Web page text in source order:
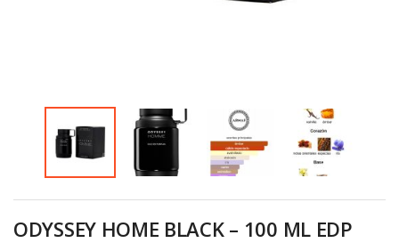
Olvidó la contraseña?
ODYSSEY HOME BLACK – 100 ML EDP